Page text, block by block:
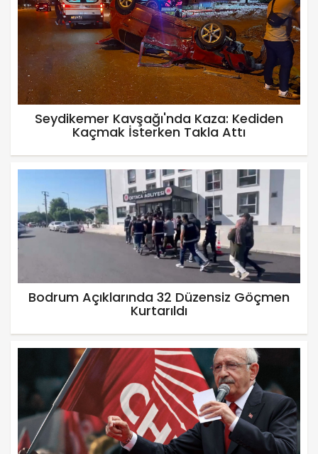
Seydikemer Kavşağı'nda Kaza: Kediden
Kaçmak İsterken Takla Attı
Bodrum Açıklarında 32 Düzensiz Göçmen
Kurtarıldı